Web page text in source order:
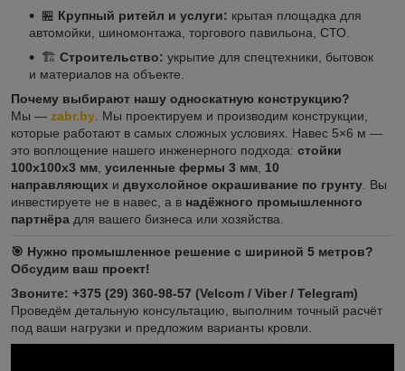
🏪 Крупный ритейл и услуги: крытая площадка для
автомойки, шиномонтажа, торгового павильона, СТО.
🏗️ Строительство: укрытие для спецтехники, бытовок
и материалов на объекте.
Почему выбирают нашу односкатную конструкцию?
Мы — zabr.by . Мы проектируем и производим конструкции,
которые работают в самых сложных условиях. Навес 5×6 м —
это воплощение нашего инженерного подхода: стойки
100x100x3 мм усиленные фермы 3 мм 10
направляющих и двухслойное окрашивание по грунту . Вы
инвестируете не в навес, а в надёжного промышленного
партнёра для вашего бизнеса или хозяйства.
🎯 Нужно промышленное решение с шириной 5 метров?
Обсудим ваш проект!
Звоните: +375 (29) 360-98-57 (Velcom / Viber / Telegram)
Проведём детальную консультацию, выполним точный расчёт
под ваши нагрузки и предложим варианты кровли.